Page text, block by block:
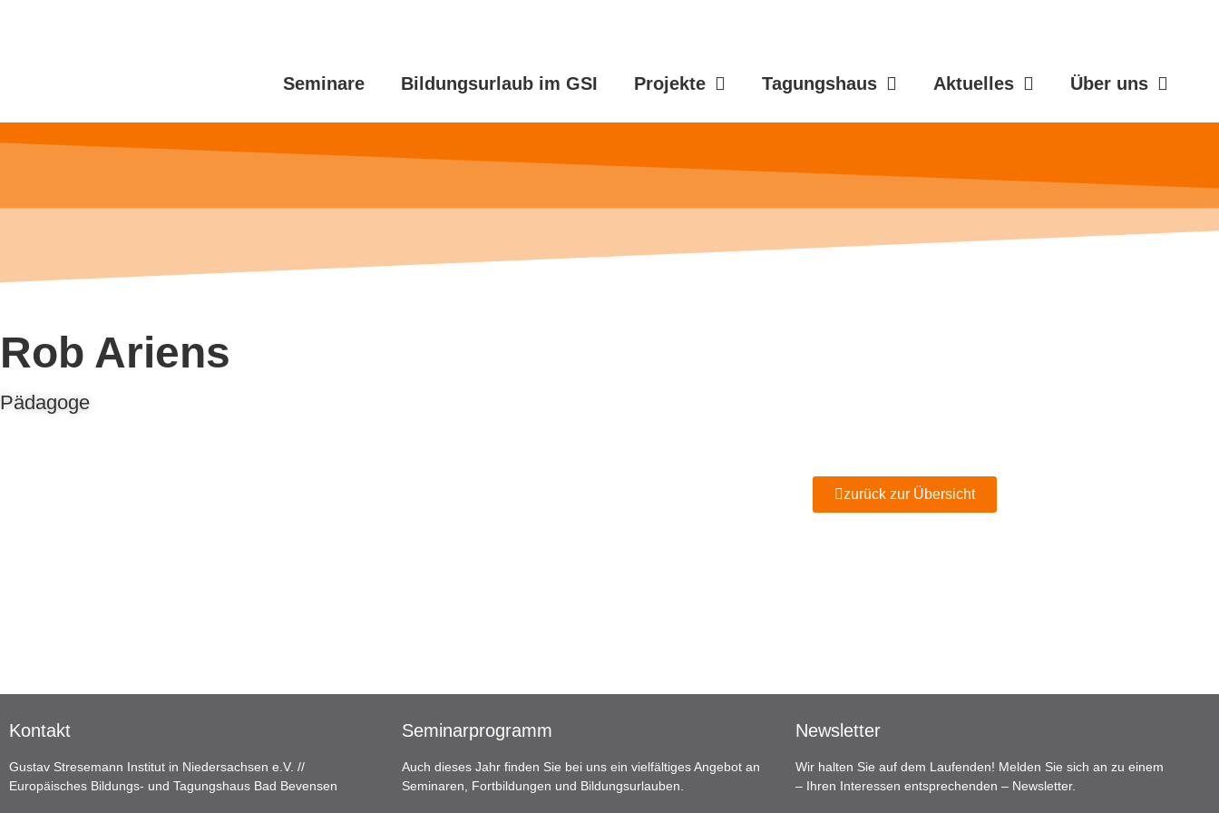
Seminare Bildungsurlaub im GSI Projekte Tagungshaus Aktuelles Über uns
Rob Ariens
Pädagoge
zurück zur Übersicht
Kontakt
Gustav Stresemann Institut in Niedersachsen e.V. //
Europäisches Bildungs- und Tagungshaus Bad Bevensen
Seminarprogramm
Auch dieses Jahr finden Sie bei uns ein vielfältiges Angebot an
Seminaren, Fortbildungen und Bildungsurlauben.
Newsletter
Wir halten Sie auf dem Laufenden! Melden Sie sich an zu einem
– Ihren Interessen entsprechenden – Newsletter.